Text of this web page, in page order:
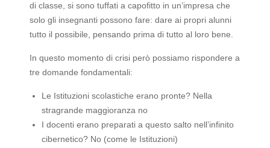
di classe, si sono tuffati a capofitto in un’impresa che
solo gli insegnanti possono fare: dare ai propri alunni
tutto il possibile, pensando prima di tutto al loro bene.
In questo momento di crisi però possiamo rispondere a
tre domande fondamentali:
Le Istituzioni scolastiche erano pronte? Nella
stragrande maggioranza no
I docenti erano preparati a questo salto nell’infinito
cibernetico? No (come le Istituzioni)